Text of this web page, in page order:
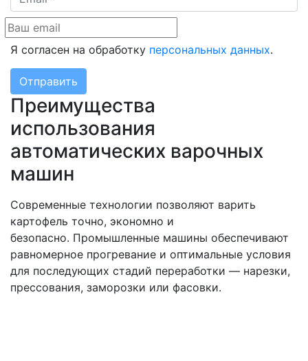
Я согласен на обработку персональных данных.
Отправить
Преимущества
использования
автоматических варочных
машин
Современные технологии позволяют варить
картофель точно, экономно и
безопасно. Промышленные машины обеспечивают
равномерное прогревание и оптимальные условия
для последующих стадий переработки — нарезки,
прессования, заморозки или фасовки.